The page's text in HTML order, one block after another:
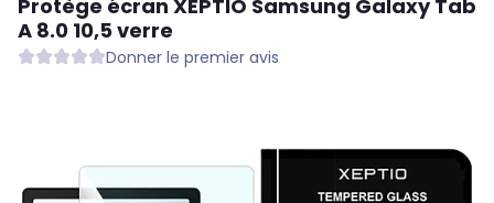
Protège écran XEPTIO Samsung Galaxy Tab
A 8.0 10,5 verre
Donner le premier avis